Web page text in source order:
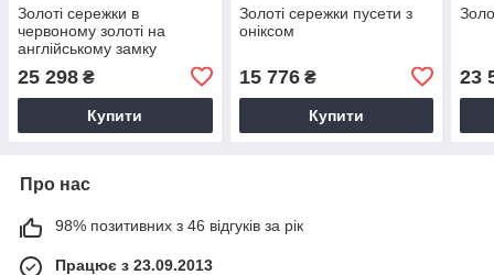
Золоті сережки в
червоному золоті на
англійському замку
золоті кульчіки
25 298 ₴
Купити
Золоті сережки пусети з
оніксом
15 776₴
Купити
23
Про нас
98% позитивних з 46 відгуків за рік
Працює з 23.09.2013